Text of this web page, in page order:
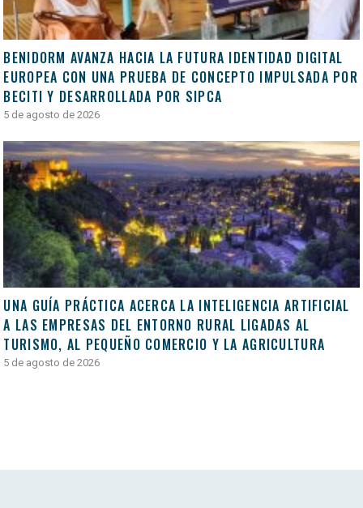
BENIDORM AVANZA HACIA LA FUTURA IDENTIDAD DIGITAL
EUROPEA CON UNA PRUEBA DE CONCEPTO IMPULSADA POR
BECITI Y DESARROLLADA POR SIPCA
5 de agosto de 2026
UNA GUÍA PRÁCTICA ACERCA LA INTELIGENCIA ARTIFICIAL
A LAS EMPRESAS DEL ENTORNO RURAL LIGADAS AL
TURISMO, AL PEQUEÑO COMERCIO Y LA AGRICULTURA
5 de agosto de 2026